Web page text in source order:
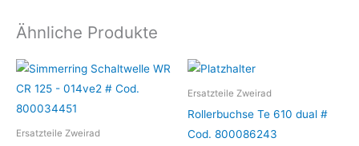
Ähnliche Produkte
Ersatzteile Zweirad
Ersatzteile Zweirad
Rollerbuchse Te 610 dual #
Cod. 800086243